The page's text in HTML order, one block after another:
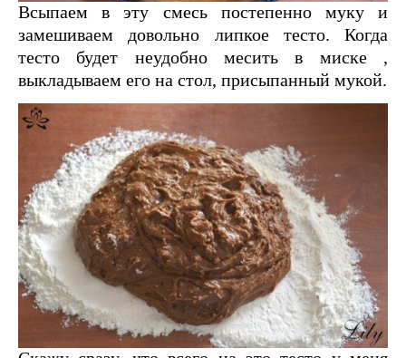
Всыпаем в эту смесь постепенно муку и
замешиваем довольно липкое тесто. Когда
тесто будет неудобно месить в миске ,
выкладываем его на стол, присыпанный мукой.